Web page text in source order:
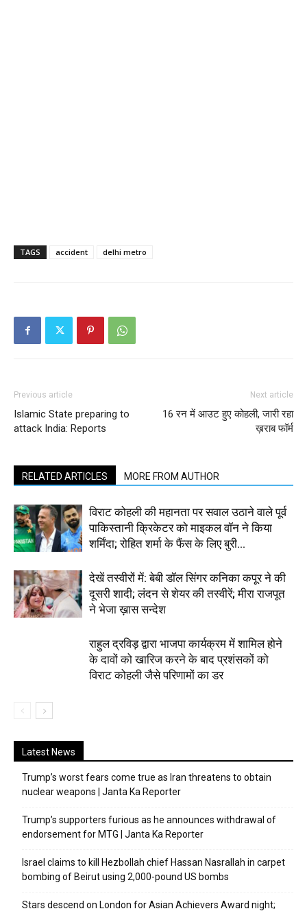
TAGS accident delhi metro
Previous article
Islamic State preparing to
attack India: Reports
Next article
16 रन में आउट हुए कोहली, जारी रहा
ख़राब फॉर्म
RELATED ARTICLES MORE FROM AUTHOR
विराट कोहली की महानता पर सवाल उठाने वाले पूर्व
पाकिस्तानी क्रिकेटर को माइकल वॉन ने किया
शर्मिंदा; रोहित शर्मा के फैंस के लिए बुरी...
देखें तस्वीरों में: बेबी डॉल सिंगर कनिका कपूर ने की
दूसरी शादी; लंदन से शेयर की तस्वीरें; मीरा राजपूत
ने भेजा ख़ास सन्देश
राहुल द्रविड़ द्वारा भाजपा कार्यक्रम में शामिल होने
के दावों को खारिज करने के बाद प्रशंसकों को
विराट कोहली जैसे परिणामों का डर
Latest News
Trump’s worst fears come true as Iran threatens to obtain
nuclear weapons | Janta Ka Reporter
Trump’s supporters furious as he announces withdrawal of
endorsement for MTG | Janta Ka Reporter
Israel claims to kill Hezbollah chief Hassan Nasrallah in carpet
bombing of Beirut using 2,000-pound US bombs
Stars descend on London for Asian Achievers Award night;